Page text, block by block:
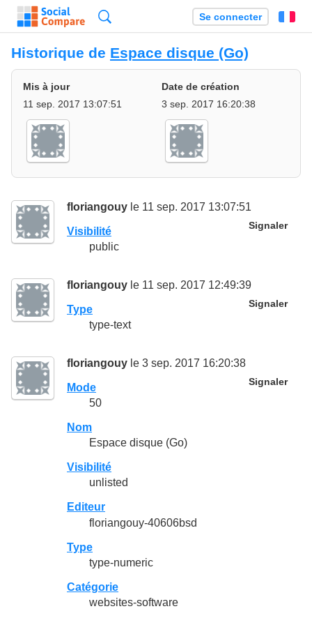
Se connecter
Historique de Espace disque (Go)
Mis à jour
11 sep. 2017 13:07:51
Date de création
3 sep. 2017 16:20:38
floriangouy le 11 sep. 2017 13:07:51
Signaler
Visibilité
public
floriangouy le 11 sep. 2017 12:49:39
Signaler
Type
type-text
floriangouy le 3 sep. 2017 16:20:38
Signaler
Mode
50
Nom
Espace disque (Go)
Visibilité
unlisted
Editeur
floriangouy-40606bsd
Type
type-numeric
Catégorie
websites-software